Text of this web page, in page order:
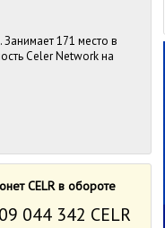
Занимает 171 место в
Celer Network на
CELR в обороте
044 342 CELR